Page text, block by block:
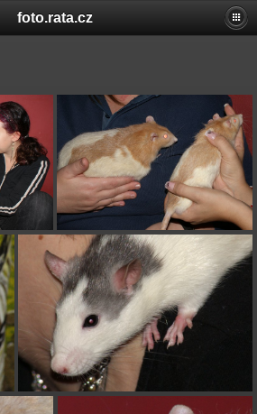
foto.rata.cz